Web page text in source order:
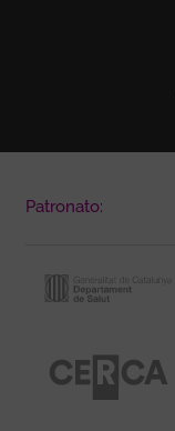
Patronato: